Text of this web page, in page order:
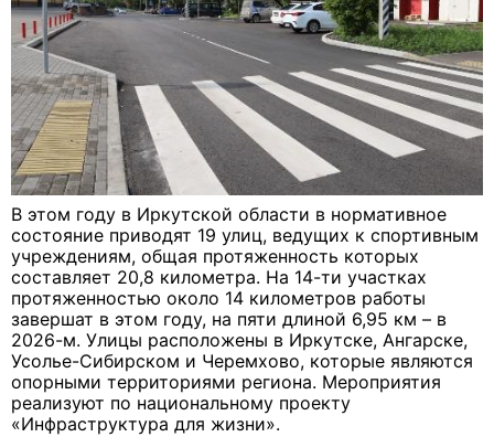
В этом году в Иркутской области в нормативное
состояние приводят 19 улиц, ведущих к спортивным
учреждениям, общая протяженность которых
составляет 20,8 километра. На 14-ти участках
протяженностью около 14 километров работы
завершат в этом году, на пяти длиной 6,95 км – в
2026-м. Улицы расположены в Иркутске, Ангарске,
Усолье-Сибирском и Черемхово, которые являются
опорными территориями региона. Мероприятия
реализуют по национальному проекту
«Инфраструктура для жизни».